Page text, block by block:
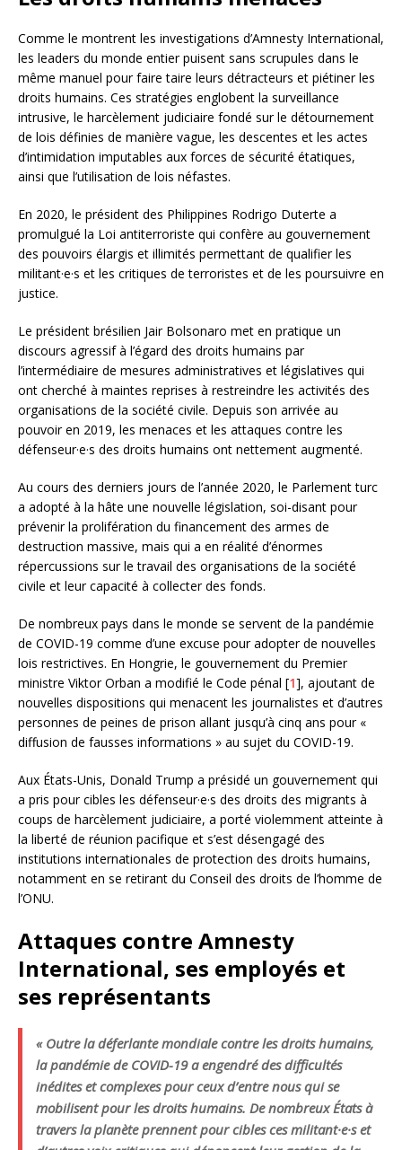
Comme le montrent les investigations d’Amnesty International,
les leaders du monde entier puisent sans scrupules dans le
même manuel pour faire taire leurs détracteurs et piétiner les
droits humains. Ces stratégies englobent la surveillance
intrusive, le harcèlement judiciaire fondé sur le détournement
de lois définies de manière vague, les descentes et les actes
d’intimidation imputables aux forces de sécurité étatiques,
ainsi que l’utilisation de lois néfastes.
En 2020, le président des Philippines Rodrigo Duterte a
promulgué la Loi antiterroriste qui confère au gouvernement
des pouvoirs élargis et illimités permettant de qualifier les
militant·e·s et les critiques de terroristes et de les poursuivre en
justice.
Le président brésilien Jair Bolsonaro met en pratique un
discours agressif à l’égard des droits humains par
l’intermédiaire de mesures administratives et législatives qui
ont cherché à maintes reprises à restreindre les activités des
organisations de la société civile. Depuis son arrivée au
pouvoir en 2019, les menaces et les attaques contre les
défenseur·e·s des droits humains ont nettement augmenté.
Au cours des derniers jours de l’année 2020, le Parlement turc
a adopté à la hâte une nouvelle législation, soi-disant pour
prévenir la prolifération du financement des armes de
destruction massive, mais qui a en réalité d’énormes
répercussions sur le travail des organisations de la société
civile et leur capacité à collecter des fonds.
De nombreux pays dans le monde se servent de la pandémie
de COVID-19 comme d’une excuse pour adopter de nouvelles
lois restrictives. En Hongrie, le gouvernement du Premier
ministre Viktor Orban a modifié le Code pénal [1], ajoutant de
nouvelles dispositions qui menacent les journalistes et d’autres
personnes de peines de prison allant jusqu’à cinq ans pour «
diffusion de fausses informations » au sujet du COVID-19.
Aux États-Unis, Donald Trump a présidé un gouvernement qui
a pris pour cibles les défenseur·e·s des droits des migrants à
coups de harcèlement judiciaire, a porté violemment atteinte à
la liberté de réunion pacifique et s’est désengagé des
institutions internationales de protection des droits humains,
notamment en se retirant du Conseil des droits de l’homme de
l’ONU.
Attaques contre Amnesty
International, ses employés et
ses représentants
« Outre la déferlante mondiale contre les droits humains,
la pandémie de COVID-19 a engendré des difficultés
inédites et complexes pour ceux d’entre nous qui se
mobilisent pour les droits humains. De nombreux États à
travers la planète prennent pour cibles ces militant·e·s et